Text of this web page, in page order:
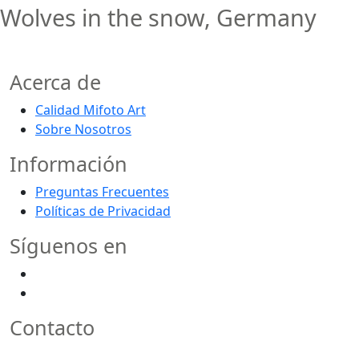
Wolves in the snow, Germany
Acerca de
Calidad Mifoto Art
Sobre Nosotros
Información
Preguntas Frecuentes
Políticas de Privacidad
Síguenos en
Contacto